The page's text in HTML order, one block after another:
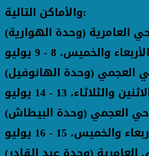
والأماكن التالية: